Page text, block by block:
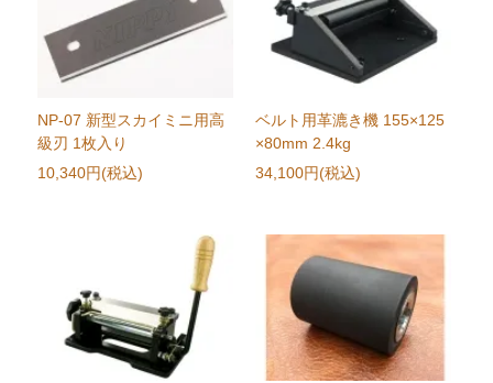
NP-07 新型スカイミニ用高
級刃 1枚入り
10,340円(税込)
ベルト用革漉き機 155×125
×80mm 2.4kg
34,100円(税込)